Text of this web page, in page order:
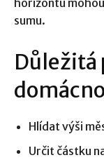
sumu.
Důležitá
Hlídat výši
Určit částku